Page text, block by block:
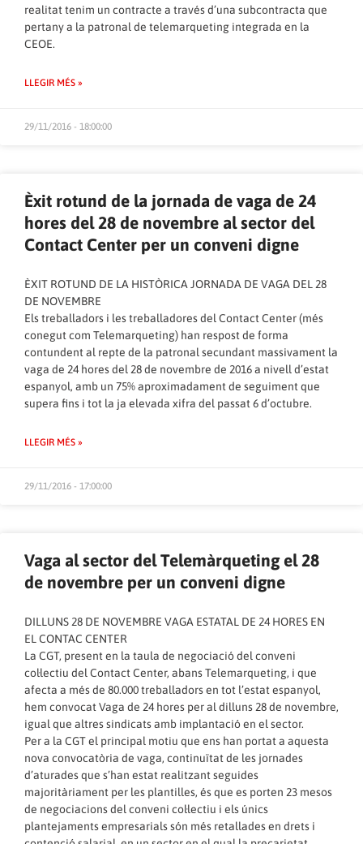
realitat tenim un contracte a través d’una subcontracta que
pertany a la patronal de telemarqueting integrada en la
CEOE.
LLEGIR MÉS »
29/11/2016 - 18:00:00
Èxit rotund de la jornada de vaga de 24
hores del 28 de novembre al sector del
Contact Center per un conveni digne
ÈXIT ROTUND DE LA HISTÒRICA JORNADA DE VAGA DEL 28
DE NOVEMBRE
Els treballadors i les treballadores del Contact Center (més
conegut com Telemarqueting) han respost de forma
contundent al repte de la patronal secundant massivament la
vaga de 24 hores del 28 de novembre de 2016 a nivell d’estat
espanyol, amb un 75% aproximadament de seguiment que
supera fins i tot la ja elevada xifra del passat 6 d’octubre.
LLEGIR MÉS »
29/11/2016 - 17:00:00
Vaga al sector del Telemàrqueting el 28
de novembre per un conveni digne
DILLUNS 28 DE NOVEMBRE VAGA ESTATAL DE 24 HORES EN
EL CONTAC CENTER
La CGT, present en la taula de negociació del conveni
col·lectiu del Contact Center, abans Telemarqueting, i que
afecta a més de 80.000 treballadors en tot l’estat espanyol,
hem convocat Vaga de 24 hores per al dilluns 28 de novembre,
igual que altres sindicats amb implantació en el sector.
Per a la CGT el principal motiu que ens han portat a aquesta
nova convocatòria de vaga, continuïtat de les jornades
d’aturades que s’han estat realitzant seguides
majoritàriament per les plantilles, és que es porten 23 mesos
de negociacions del conveni col·lectiu i els únics
plantejaments empresarials són més retallades en drets i